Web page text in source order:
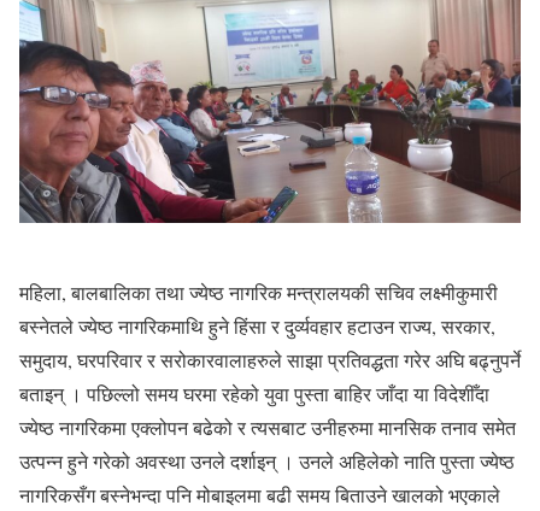
महिला, बालबालिका तथा ज्येष्ठ नागरिक मन्त्रालयकी सचिव लक्ष्मीकुमारी
बस्नेतले ज्येष्ठ नागरिकमाथि हुने हिंसा र दुर्व्यवहार हटाउन राज्य, सरकार,
समुदाय, घरपरिवार र सरोकारवालाहरुले साझा प्रतिवद्धता गरेर अघि बढ्नुपर्ने
बताइन् । पछिल्लो समय घरमा रहेको युवा पुस्ता बाहिर जाँदा या विदेशीँदा
ज्येष्ठ नागरिकमा एक्लोपन बढेको र त्यसबाट उनीहरुमा मानसिक तनाव समेत
उत्पन्न हुने गरेको अवस्था उनले दर्शाइन् । उनले अहिलेको नाति पुस्ता ज्येष्ठ
नागरिकसँग बस्नेभन्दा पनि मोबाइलमा बढी समय बिताउने खालको भएकाले